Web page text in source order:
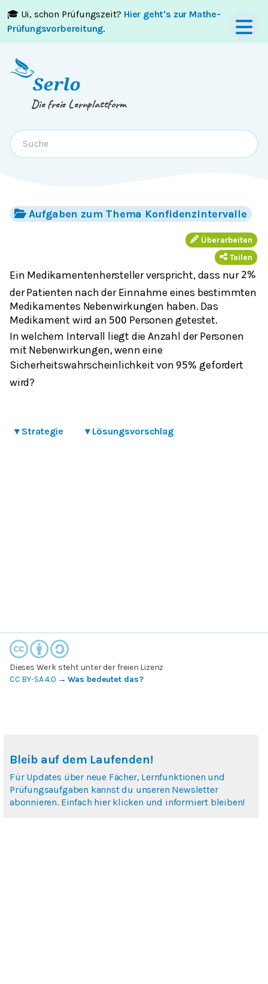
🎓 Ui, schon Prüfungszeit? Hier geht's zur Mathe-
Prüfungsvorbereitung.
Springe zumInhaltoderFooter
Die freie Lernplattform
Aufgaben zum Thema Konfidenzintervalle
Überarbeiten
Teilen
Ein Medikamentenhersteller verspricht, dass nur 2%
der Patienten nach der Einnahme eines bestimmten
Medikamentes Nebenwirkungen haben. Das
Medikament wird an 500 Personen getestet.
In welchem Intervall liegt die Anzahl der Personen
mit Nebenwirkungen, wenn eine
Sicherheitswahrscheinlichkeit von 95% gefordert
wird?
▾ Strategie ▾ Lösungsvorschlag
Dieses Werk steht unter der freien Lizenz
CC BY-SA 4.0 →Was bedeutet das?
Bleib auf dem Laufenden!
Für Updates über neue Fächer, Lernfunktionen und
Prüfungsaufgaben kannst du unseren Newsletter
abonnieren. Einfach hier klicken und informiert bleiben!